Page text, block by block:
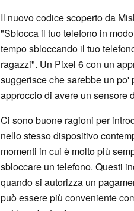
Il nuovo codice scoperto da
"Sblocca il tuo telefono in
tempo sbloccando il tuo
ragazzi". Un Pixel 6 con un
suggerisce che sarebbe un
approccio di avere un sensore
Ci sono buone ragioni per
nello stesso dispositivo
momenti in cui è molto più
sbloccare un telefono. Questi
quando si autorizza un
può essere più conveniente